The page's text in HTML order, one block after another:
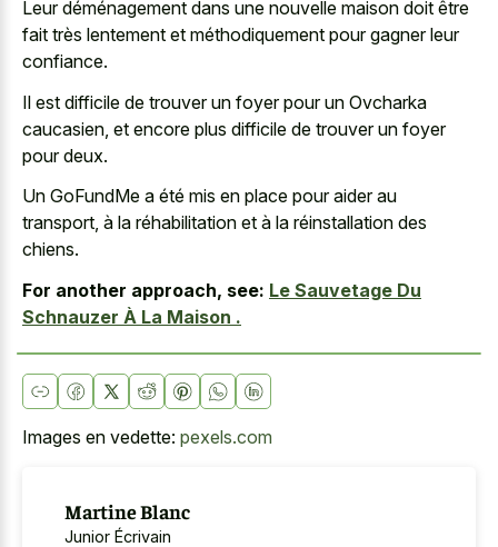
Leur déménagement dans une nouvelle maison doit être
fait très lentement et méthodiquement pour gagner leur
confiance.
Il est difficile de trouver un foyer pour un Ovcharka
caucasien, et encore plus difficile de trouver un foyer
pour deux.
Un GoFundMe a été mis en place pour aider au
transport, à la réhabilitation et à la réinstallation des
chiens.
For another approach, see: Le Sauvetage Du
Schnauzer À La Maison .
Images en vedette: pexels.com
Martine Blanc
Junior Écrivain